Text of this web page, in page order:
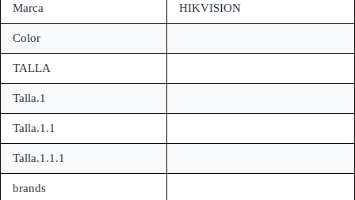
Marca HIKVISION
Color
TALLA
Talla.1
Talla.1.1
Talla.1.1.1
brands